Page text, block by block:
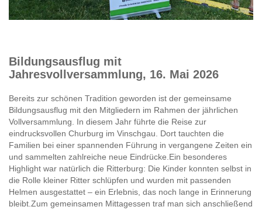
Bildungsausflug mit
Jahresvollversammlung, 16. Mai 2026
Bereits zur schönen Tradition geworden ist der gemeinsame
Bildungsausflug mit den Mitgliedern im Rahmen der jährlichen
Vollversammlung. In diesem Jahr führte die Reise zur
eindrucksvollen Churburg im Vinschgau. Dort tauchten die
Familien bei einer spannenden Führung in vergangene Zeiten ein
und sammelten zahlreiche neue Eindrücke.Ein besonderes
Highlight war natürlich die Ritterburg: Die Kinder konnten selbst in
die Rolle kleiner Ritter schlüpfen und wurden mit passenden
Helmen ausgestattet – ein Erlebnis, das noch lange in Erinnerung
bleibt.Zum gemeinsamen Mittagessen traf man sich anschließend